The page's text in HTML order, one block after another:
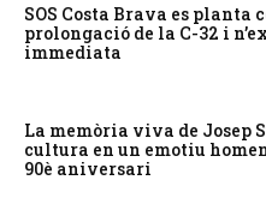
SOS Costa Brava es planta
prolongació de la C-32 i
immediata
La memòria viva de Josep
cultura en un emotiu
90è aniversari